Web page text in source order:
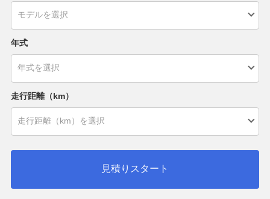
年式
走行距離（km）
見積りスタート